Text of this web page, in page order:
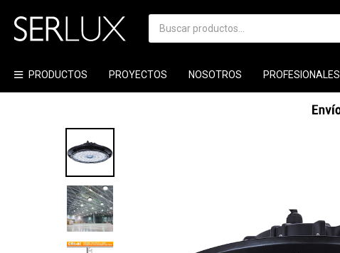
PRODUCTOS PROYECTOS NOSOTROS PROFESIONALES